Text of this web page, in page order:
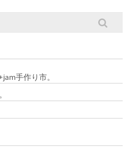
手作り市。